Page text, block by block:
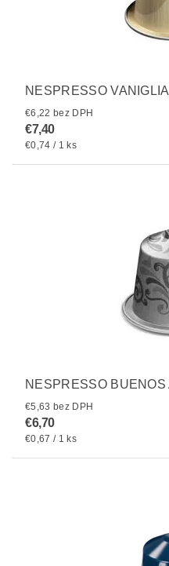
NESPRESSO
€6,22 bez DPH
€7,40
€0,74 / 1 ks
NESPRESSO
€5,63 bez DPH
€6,70
€0,67 / 1 ks